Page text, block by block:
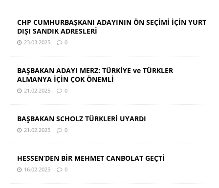
CHP CUMHURBAŞKANI ADAYININ ÖN SEÇİMİ İÇİN YURT
DIŞI SANDIK ADRESLERİ
23.03.2025 0
BAŞBAKAN ADAYI MERZ: TÜRKİYE ve TÜRKLER
ALMANYA İÇİN ÇOK ÖNEMLİ
21.02.2025 0
BAŞBAKAN SCHOLZ TÜRKLERİ UYARDI
21.02.2025 0
HESSEN’DEN BİR MEHMET CANBOLAT GEÇTİ
16.02.2025 0